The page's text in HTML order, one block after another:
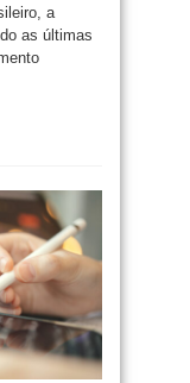
a
as últimas